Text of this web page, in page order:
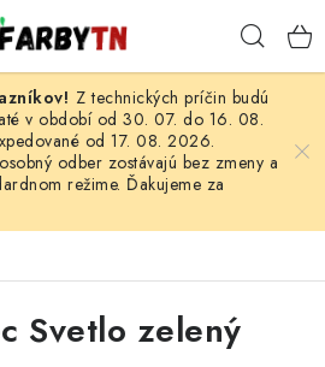
Z technických príčin budú
v období od 30. 07. do 16. 08.
od 17. 08. 2026.
odber zostávajú bez zmeny a
režime. Ďakujeme za
Svetlo zelený